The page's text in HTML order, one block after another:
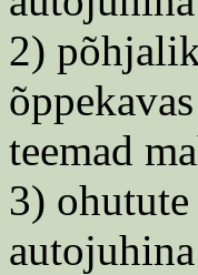
2)
teemad
3)